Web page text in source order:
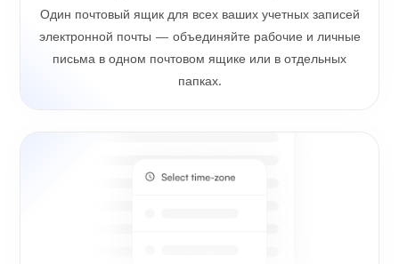
Один почтовый ящик для всех ваших учетных записей
электронной почты — объединяйте рабочие и личные
письма в одном почтовом ящике или в отдельных
папках.